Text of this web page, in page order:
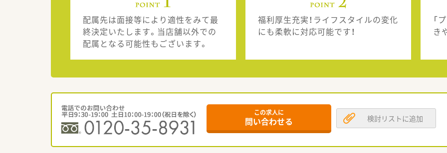
配属先は面接等により適性をみて最
終決定いたします。当店舗以外での
配属となる可能性もございます。
福利厚生充実！ライフスタイルの変化
にも柔軟に対応可能です！
「
き
この求人に
問い合わせる 検討リストに追加